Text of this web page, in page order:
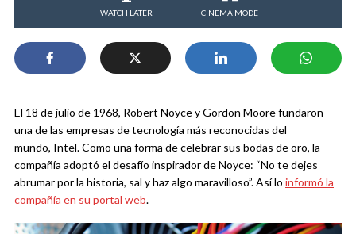
WATCH LATER CINEMA MODE
El 18 de julio de 1968, Robert Noyce y Gordon Moore fundaron
una de las empresas de tecnología más reconocidas del
mundo, Intel. Como una forma de celebrar sus bodas de oro, la
compañía adoptó el desafío inspirador de Noyce: “No te dejes
abrumar por la historia, sal y haz algo maravilloso”. Así lo informó la
compañía en su portal web.